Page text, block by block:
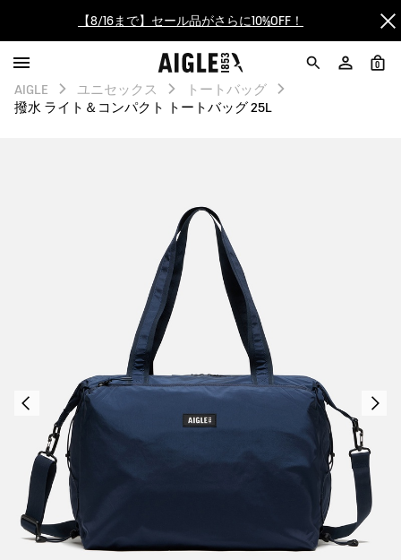
【最大50%OFF】FINAL SALEがスタート！
ログイン/会員登録で送料＆返品無料
【最大50%OFF】FINAL SALEがスタート！
ログイン/会員登録で送料＆返品無料
AIGLE CLUB ポイントサービス終了のお知らせ
0
AIGLE ユニセックス
トートバッグ
撥水 ライト＆コンパクト トートバッグ 25L